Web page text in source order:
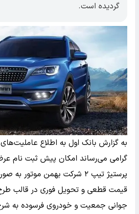
گردیده است.
به گزارش بانک اول به اطلاع
گرامی می‌رساند امکان پیش ثبت نام
پرستیژ تیپ ۲ شرکت بهمن
قیمت قطعی و تحویل فوری در قالب
جوانی جمعیت و خودروی فرسوده به